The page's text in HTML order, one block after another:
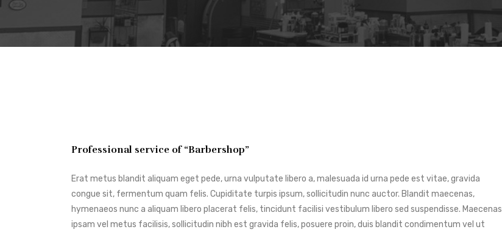
Professional service of “Barbershop”
Erat metus blandit aliquam eget pede, urna vulputate libero a, malesuada id urna pede est vitae, gravida
congue sit, fermentum quam felis. Cupiditate turpis ipsum, sollicitudin nunc auctor. Blandit maecenas,
hymenaeos nunc a aliquam libero placerat felis, tincidunt facilisi vestibulum libero sed suspendisse. Maecenas
ipsam vel metus facilisis, sollicitudin nibh est gravida felis, posuere proin, duis blandit condimentum vel ut